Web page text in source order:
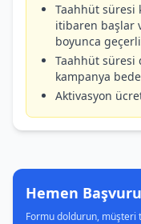
Taahhüt süresi
itibaren başlar
boyunca
Taahhüt
kampanya
Aktivasyon
Hemen
Formu doldurun,